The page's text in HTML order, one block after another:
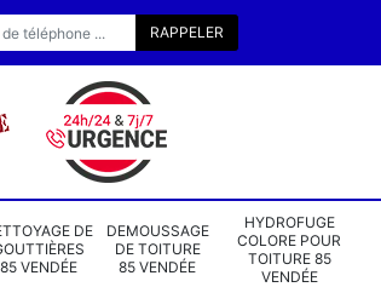
DE
85 VENDÉE
DEMOUSSAGE
DE TOITURE
85 VENDÉE
HYDROFUGE
COLORE POUR
TOITURE 85
VENDÉE